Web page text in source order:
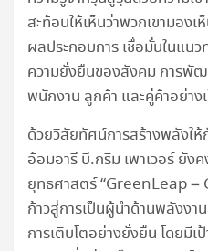
สะท้อนให้เห็นว่าพวกเขามอง
ผลประกอบการ เชื่อมั่นในแน
ความยั่งยืนของสังคม การพั
พนักงาน ลูกค้า และคู่ค้าอย่าง
ด้วยวิสัยทัศน์การสร้างพลังใ
อ้อมอารี บี.กริม เพาเวอร์ ยัง
ยุทธศาสตร์ “GreenLeap –
ก้าวสู่การเป็นผู้นำด้านพลังงา
การเติบโตอย่างยั่งยืน โดยมีเ